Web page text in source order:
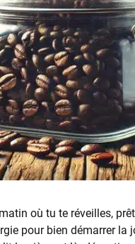
où tu te réveilles,
pour bien démarrer